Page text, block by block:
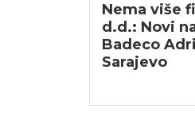
Nema više
d.d.: Novi
Badeco
Sarajevo